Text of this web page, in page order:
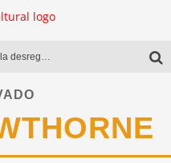
El libro en la mira de la desregulación
nieve